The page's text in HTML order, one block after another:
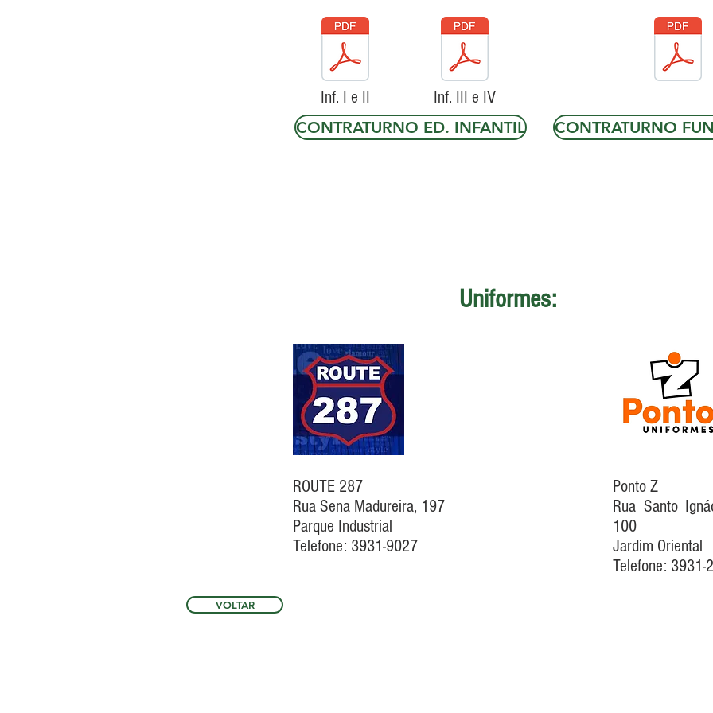
Inf. I e II Inf. III e IV
CONTRATURNO ED. INFANTIL CONTRATURNO
Uniformes:
ROUTE 287
Rua Sena Madureira, 197
Parque Industrial
Telefone: 3931-9027
Ponto Z
Rua Santo
100
Jardim Oriental
Telefone: 3931-
VOLTAR